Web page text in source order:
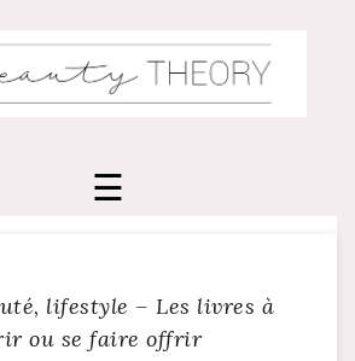
lifestyle – Les livres à
ou se faire offrir